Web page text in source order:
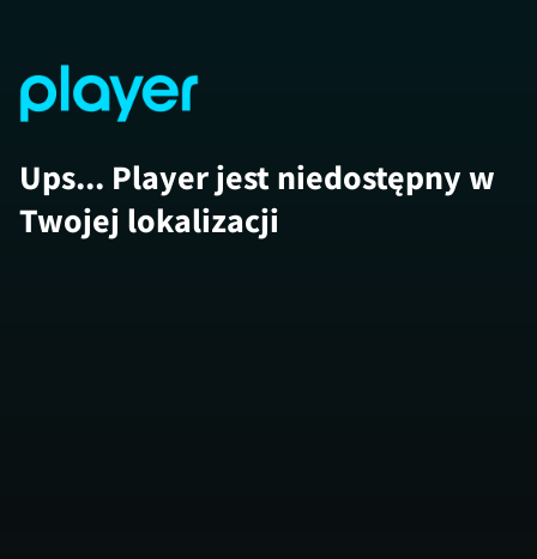
Ups... Player jest niedostępny w
Twojej lokalizacji